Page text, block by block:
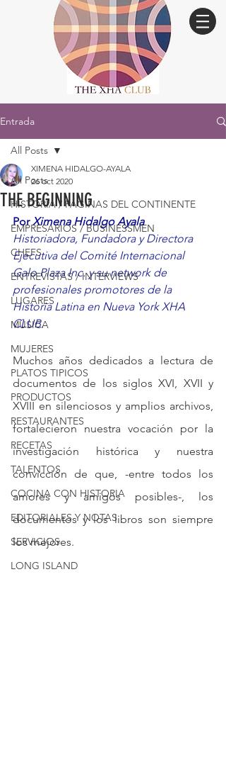
Entrada
All Posts
HISTORIA / PÁGINAS DEL CONTINENTE
EMPRESARIOS / BUSINESSMEN
CHEFS
ENTREVISTAS / INTERVIEWS
LUGARES
MÚSICA
MUJERES
PLATOS TIPICOS
PRODUCTOS
RESTAURANTES
RECETAS
TALENTOS
COCINA CON HISTORIA
EDITORIALES Y NOTAS
SERVICIOS
LONG ISLAND
All Posts
THE BEGINNING
XIMENA HIDALGO-AYALA
26 oct 2020
Por Ximena Hidalgo Ayala
Historiadora, Fundadora y Directora
Ejecutiva del Comité Internacional
Galo Plaza Inc. y su network de
profesionales promotores de la
Historia Latina en Nueva York XHA
CLUB.
Muchos años dedicados a lectura de
documentos de los siglos XVI, XVII y
XVIII en silenciosos y amplios archivos,
fortalecieron nuestra vocación por la
investigación histórica y nuestra
convicción de que, -entre todos los
amores y amigos posibles-, los
documentos y los libros son siempre
los mejores.